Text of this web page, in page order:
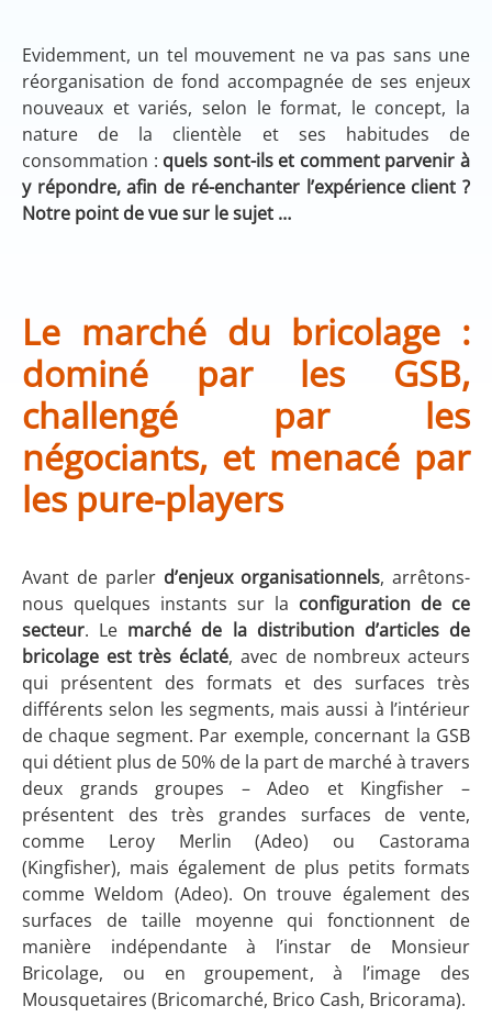
Evidemment, un tel mouvement ne va pas sans une
réorganisation de fond accompagnée de ses enjeux
nouveaux et variés, selon le format, le concept, la
nature de la clientèle et ses habitudes de
consommation : quels sont-ils et comment parvenir à
y répondre, afin de ré-enchanter l’expérience client ?
Notre point de vue sur le sujet …
Le marché du bricolage :
dominé par les GSB,
challengé par les
négociants, et menacé par
les pure-players
Avant de parler d’enjeux organisationnels, arrêtons-
nous quelques instants sur la configuration de ce
secteur. Le marché de la distribution d’articles de
bricolage est très éclaté, avec de nombreux acteurs
qui présentent des formats et des surfaces très
différents selon les segments, mais aussi à l’intérieur
de chaque segment. Par exemple, concernant la GSB
qui détient plus de 50% de la part de marché à travers
deux grands groupes – Adeo et Kingfisher –
présentent des très grandes surfaces de vente,
comme Leroy Merlin (Adeo) ou Castorama
(Kingfisher), mais également de plus petits formats
comme Weldom (Adeo). On trouve également des
surfaces de taille moyenne qui fonctionnent de
manière indépendante à l’instar de Monsieur
Bricolage, ou en groupement, à l’image des
Mousquetaires (Bricomarché, Brico Cash, Bricorama).